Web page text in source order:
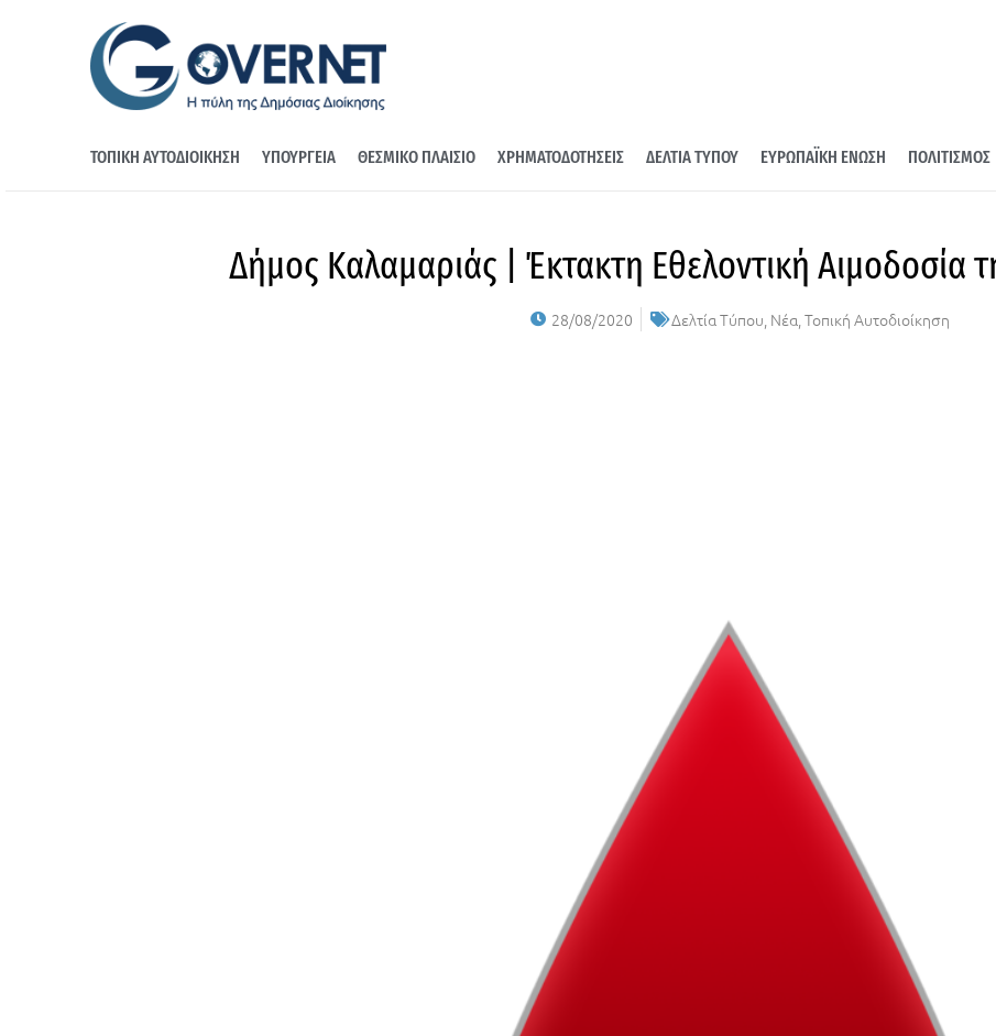
ΤΟΠΙΚΗ ΑΥΤΟΔΙΟΙΚΗΣΗ ΥΠΟΥΡΓΕΙΑ ΘΕΣΜΙΚΟ ΠΛΑΙΣΙΟ ΧΡΗΜΑΤΟΔΟΤΗΣΕΙΣ ΔΕΛΤΙΑ ΤΥΠΟΥ ΕΥΡΩΠΑΪΚΗ ΕΝΩΣΗ ΠΟΛΙΤΙΣΜΟΣ
Δήμος Καλαμαριάς | Έκτακτη Εθελοντική Αιμοδοσία
28/08/2020 Δελτία Τύπου, Νέα,Τοπική Αυτοδιοίκηση